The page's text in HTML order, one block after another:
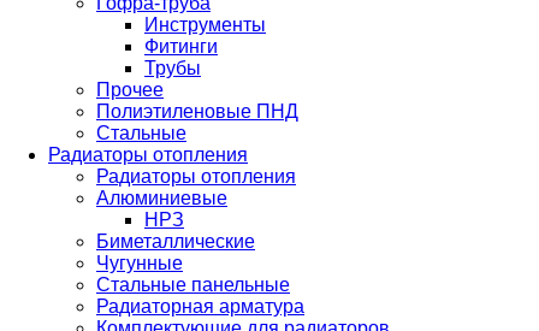
Инструменты
Фитинги
Трубы
Прочее
Полиэтиленовые ПНД
Стальные
Радиаторы отопления
Радиаторы отопления
Алюминиевые
НРЗ
Биметаллические
Чугунные
Стальные панельные
Радиаторная арматура